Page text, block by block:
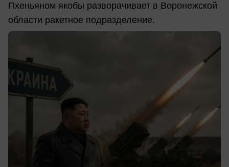
Пхеньяном якобы разворачивает в Воронежской
области ракетное подразделение.